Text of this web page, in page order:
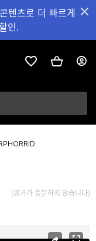
텐츠로 더 빠르게
인.
(평가가 충분하지 않습니다)